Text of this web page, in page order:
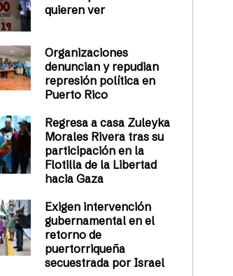
quieren ver
Organizaciones
denuncian y repudian
represión política en
Puerto Rico
Regresa a casa Zuleyka
Morales Rivera tras su
participación en la
Flotilla de la Libertad
hacia Gaza
Exigen intervención
gubernamental en el
retorno de
puertorriqueña
secuestrada por Israel